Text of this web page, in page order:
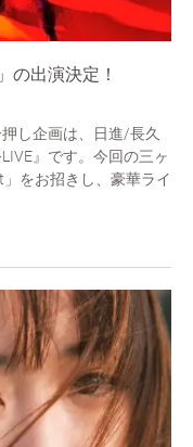
の出演決定！
し企画は、日進/長久
』です。今回の三ヶ
をお招きし、豪華ライ